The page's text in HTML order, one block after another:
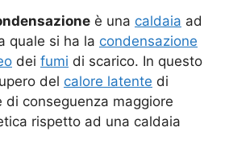
è una caldaia ad
quale si ha la condensazione
dei fumi di scarico. In questo
del calore latente di
di conseguenza maggiore
rispetto ad una caldaia